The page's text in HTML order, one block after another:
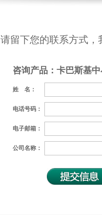
请留下您的联系方式
咨询产品：卡巴斯基
姓 名：
电话号码：
电子邮箱：
公司名称：